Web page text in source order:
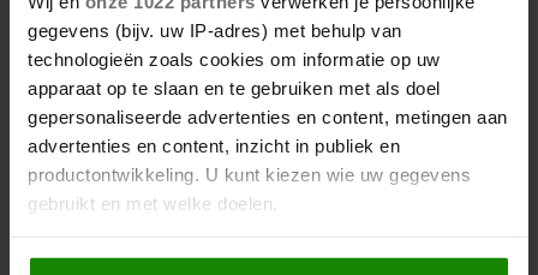
gegevens (bijv. uw IP-adres) met behulp van
technologieën zoals cookies om informatie op uw
apparaat op te slaan en te gebruiken met als doel
gepersonaliseerde advertenties en content, metingen aan
advertenties en content, inzicht in publiek en
productontwikkeling. U kunt kiezen wie uw gegevens
gebruikt en met welke doelen.
Als u het toestaat, willen we ook graag:
05/08/2026